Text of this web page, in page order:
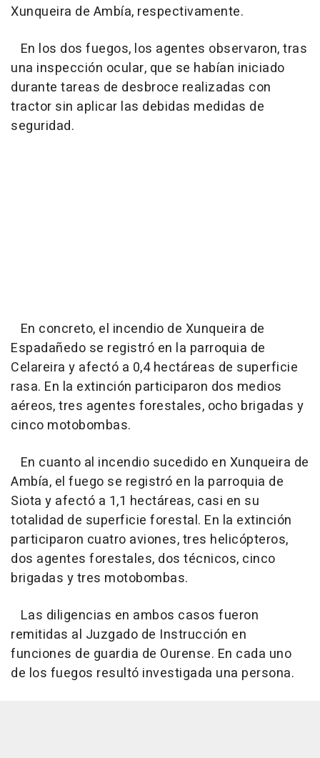
Xunqueira de Ambía, respectivamente.
En los dos fuegos, los agentes observaron, tras
una inspección ocular, que se habían iniciado
durante tareas de desbroce realizadas con
tractor sin aplicar las debidas medidas de
seguridad.
En concreto, el incendio de Xunqueira de
Espadañedo se registró en la parroquia de
Celareira y afectó a 0,4 hectáreas de superficie
rasa. En la extinción participaron dos medios
aéreos, tres agentes forestales, ocho brigadas y
cinco motobombas.
En cuanto al incendio sucedido en Xunqueira de
Ambía, el fuego se registró en la parroquia de
Siota y afectó a 1,1 hectáreas, casi en su
totalidad de superficie forestal. En la extinción
participaron cuatro aviones, tres helicópteros,
dos agentes forestales, dos técnicos, cinco
brigadas y tres motobombas.
Las diligencias en ambos casos fueron
remitidas al Juzgado de Instrucción en
funciones de guardia de Ourense. En cada uno
de los fuegos resultó investigada una persona.